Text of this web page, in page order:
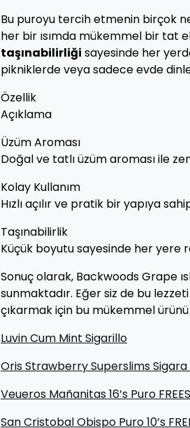
Bu puroyu tercih etmenin birçok
her bir ısımda mükemmel bir tat
taşınabilirliği sayesinde her
pikniklerde veya sadece evde
Özellik
Açıklama
Üzüm Aroması
Doğal ve tatlı üzüm aroması ile
Kolay Kullanım
Hızlı açılır ve pratik bir yapıya
Taşınabilirlik
Küçük boyutu sayesinde her yere
Sonuç olarak, Backwoods Grape
sunmaktadır. Eğer siz de bu
çıkarmak için bu mükemmel ürünü
Luvin Cum Mint Sigarillo
Oris Strawberry Superslims Sigara
Veueros Mañanitas 16’s Puro
San Cristobal Obispo Puro 10’s